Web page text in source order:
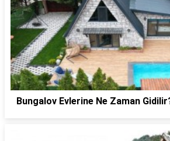
Bungalov Evlerine Ne Zaman